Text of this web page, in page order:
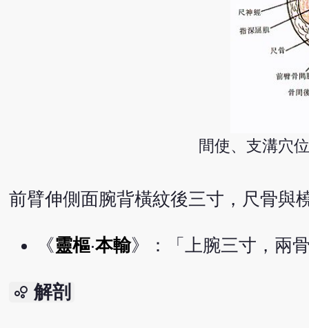
間使、支溝穴
前臂伸側面腕背橫紋後三寸，尺骨與
《靈樞‧本輸》：「上腕三寸，兩
bubble_chart 解剖